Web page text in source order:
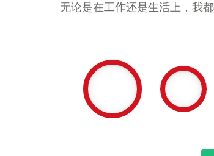
无论是在工作还是生活上，我